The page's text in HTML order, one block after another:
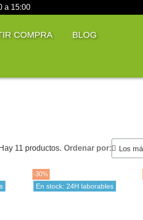
a 15:00
COMPRA BLOG
Hay 11 productos. Ordenar por:
-30%
En stock: 24H laborables